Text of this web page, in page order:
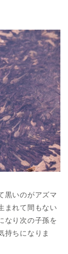
黒いのがアズマ
まれて間もない
なり次の子孫を
持ちになりま